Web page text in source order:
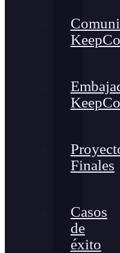
Finales
Casos
de
éxito